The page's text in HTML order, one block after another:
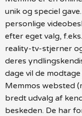
unik og speciel
personlige
efter eget valg,
reality-tv-stjerner
deres
dage vil de
Memmos websted
bredt udvalg af
beskeden. De har